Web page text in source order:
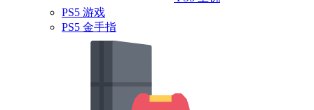
PS5 游戏
PS5 金手指